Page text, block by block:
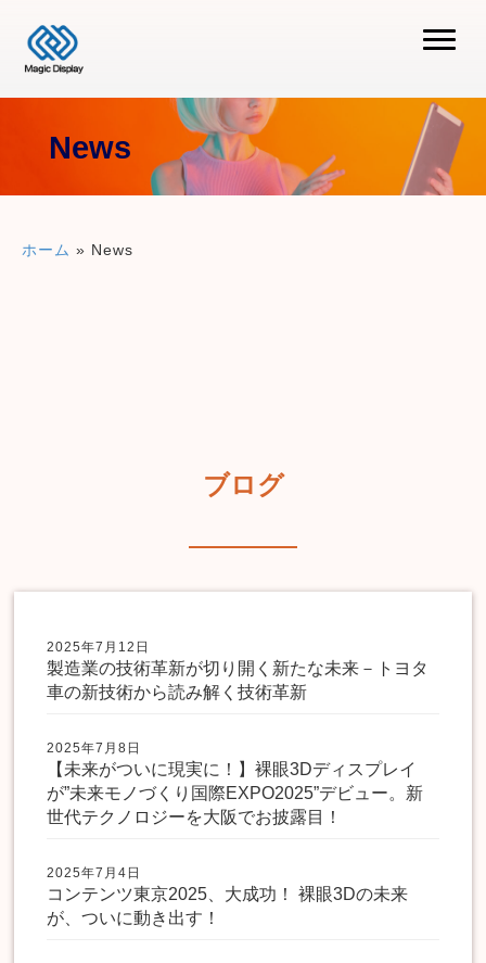
News
ホーム » News
ブログ
2025年7月12日
製造業の技術革新が切り開く新たな未来－トヨタ
車の新技術から読み解く技術革新
2025年7月8日
【未来がついに現実に！】裸眼3Dディスプレイ
が”未来モノづくり国際EXPO2025”デビュー。新
世代テクノロジーを大阪でお披露目！
2025年7月4日
コンテンツ東京2025、大成功！ 裸眼3Dの未来
が、ついに動き出す！